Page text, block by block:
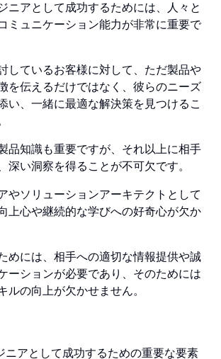
ニアとして成功するためには、人々と
ミュニケーション能力が非常に重要で
しているお客様に対して、ただ製品や
を伝えるだけではなく、彼らのニーズ
い、一緒に最適な解決策を見つけるこ
品知識も重要ですが、それ以上に相手
深い洞察を得ることが不可欠です。
やソリューションアーキテクトとして
上心や継続的な学びへの好奇心が欠か
めには、相手への適切な情報提供や誠
ーションが必要であり、そのためには
ルの向上が欠かせません。